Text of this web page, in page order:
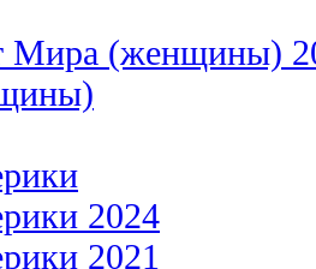
Мира (женщины)
2024
2021